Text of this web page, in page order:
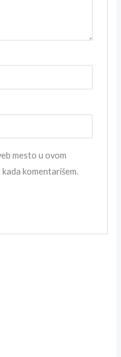
mesto u ovom
komentarišem.